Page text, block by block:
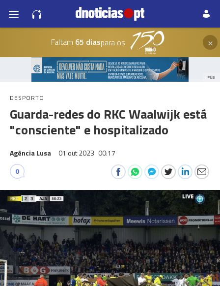
Faltam 65 diaspara os ×
PUB
DESPORTO
Guarda-redes do RKC Waalwijk está
"consciente" e hospitalizado
Agência Lusa 01 out 2023 00:17
0